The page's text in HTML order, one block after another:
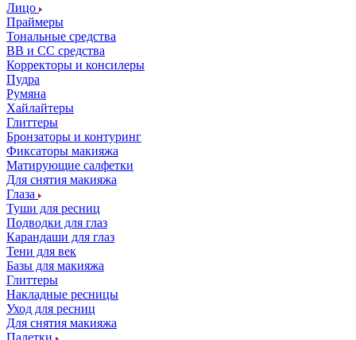
Лицо
Праймеры
Тональные средства
ВВ и СС средства
Корректоры и консилеры
Пудра
Румяна
Хайлайтеры
Глиттеры
Бронзаторы и контуринг
Фиксаторы макияжа
Матирующие салфетки
Для снятия макияжа
Глаза
Туши для ресниц
Подводки для глаз
Карандаши для глаз
Тени для век
Базы для макияжа
Глиттеры
Накладные ресницы
Уход для ресниц
Для снятия макияжа